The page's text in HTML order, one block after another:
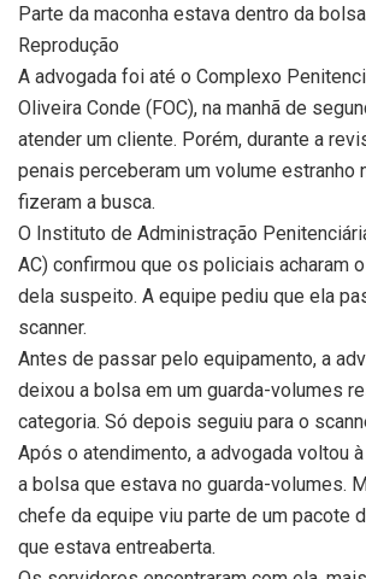
Parte da maconha estava dentro da
Reprodução
A advogada foi até o Complexo
Oliveira Conde (FOC), na manhã de
atender um cliente. Porém, durante a
penais perceberam um volume estranho
fizeram a busca.
O Instituto de Administração
AC) confirmou que os policiais acharam
dela suspeito. A equipe pediu que ela
scanner.
Antes de passar pelo equipamento, a
deixou a bolsa em um guarda-volumes
categoria. Só depois seguiu para o
Após o atendimento, a advogada voltou
a bolsa que estava no guarda-volumes.
chefe da equipe viu parte de um pacote
que estava entreaberta.